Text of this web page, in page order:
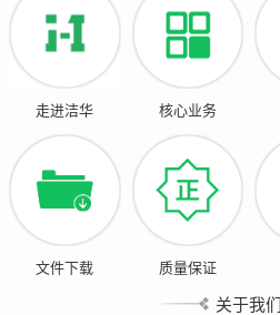
走进洁华 核心业务
文件下载 质量保证
关于我们